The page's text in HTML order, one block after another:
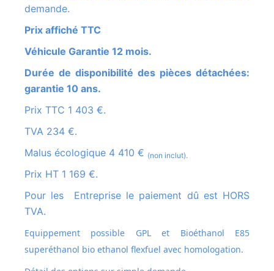
demande.
Prix affiché TTC
Véhicule Garantie 12 mois.
Durée de disponibilité des pièces détachées:
garantie 10 ans.
Prix TTC 1 403 €.
TVA 234 €.
Malus écologique 4 410 € (non inclut).
Prix HT 1 169 €.
Pour les Entreprise le paiement dû est HORS
TVA.
Equippement possible GPL et Bioéthanol E85
superéthanol bio ethanol flexfuel avec homologation.